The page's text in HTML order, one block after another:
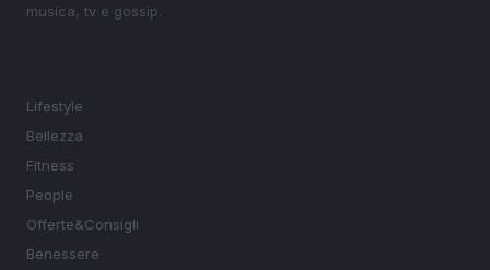
musica, tv e gossip.
Lifestyle
Bellezza
Fitness
People
Offerte&Consigli
Benessere